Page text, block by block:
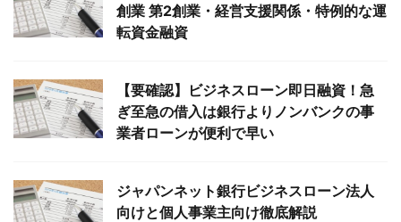
創業 第2創業・経営支援関係・特例的な運
転資金融資
【要確認】ビジネスローン即日融資！急
ぎ至急の借入は銀行よりノンバンクの事
業者ローンが便利で早い
ジャパンネット銀行ビジネスローン法人
向けと個人事業主向け徹底解説